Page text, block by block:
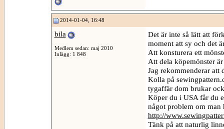
2014-01-04, 16:48
bila
Medlem sedan: maj 2010
Inlägg: 1 848
Det är inte så lätt att
moment att sy och det
Att konsturera ett
Att dela köpemönster
Jag rekommenderar att
Kolla på
tygaffär dom brukar
Köper du i USA får du
något problem om man
http://
Tänk på att naturlig